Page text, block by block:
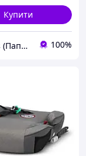
Купити
PapaPlus (Папа Плюс) 100%